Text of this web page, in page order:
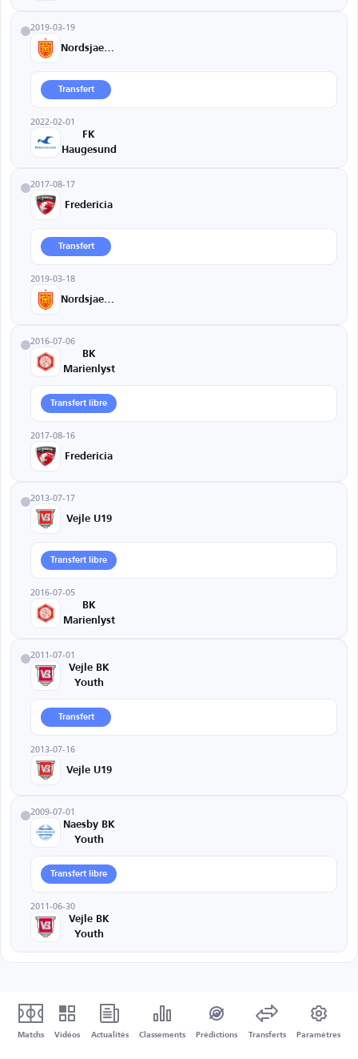
2019-03-19
Transfert
2022-02-01
FK
Haugesund
2017-08-17
Fredericia
Transfert
2019-03-18
2016-07-06
BK
Marienlyst
Transfert libre
2017-08-16
Fredericia
2013-07-17
Vejle U19
Transfert libre
2016-07-05
BK
Marienlyst
2011-07-01
Vejle BK
Youth
Transfert
2013-07-16
Vejle U19
2009-07-01
Naesby BK
Youth
Transfert libre
2011-06-30
Vejle BK
Youth
Matchs Vidéos Actualités Classements Prédictions Transferts Paramètres